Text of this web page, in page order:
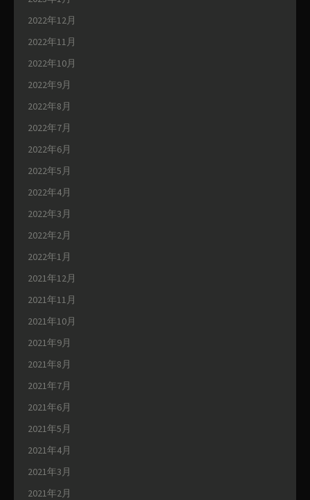
2022年12月
2022年11月
2022年10月
2022年9月
2022年8月
2022年7月
2022年6月
2022年5月
2022年4月
2022年3月
2022年2月
2022年1月
2021年12月
2021年11月
2021年10月
2021年9月
2021年8月
2021年7月
2021年6月
2021年5月
2021年4月
2021年3月
2021年2月